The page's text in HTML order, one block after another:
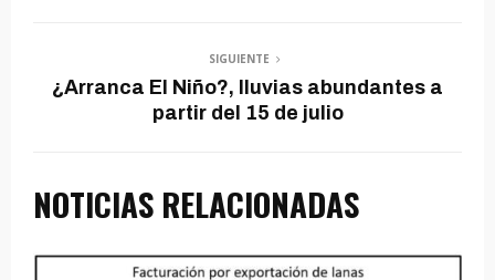
SIGUIENTE
¿Arranca El Niño?, lluvias abundantes a
partir del 15 de julio
NOTICIAS RELACIONADAS